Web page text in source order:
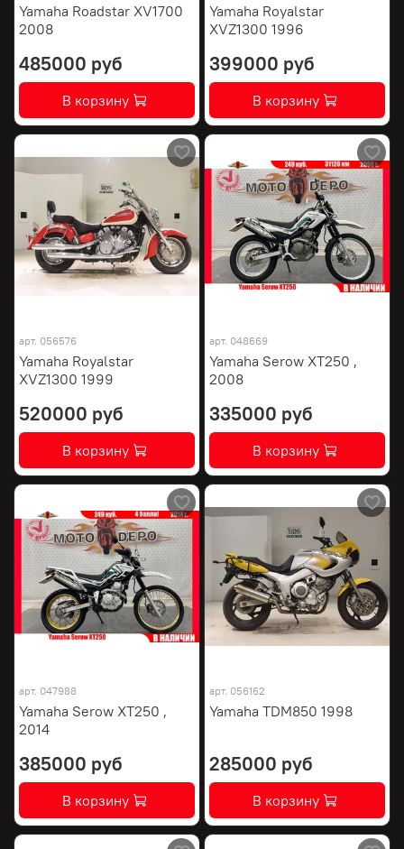
Yamaha Roadstar XV1700
2008
485000 руб
В корзину
Yamaha Royalstar
XVZ1300 1996
399000 руб
В корзину
арт. 056576
Yamaha Royalstar
XVZ1300 1999
520000 руб
В корзину
арт. 048669
Yamaha Serow XT250 ,
2008
335000 руб
В корзину
арт. 047988
Yamaha Serow XT250 ,
2014
385000 руб
В корзину
арт. 056162
Yamaha TDM850 1998
285000 руб
В корзину